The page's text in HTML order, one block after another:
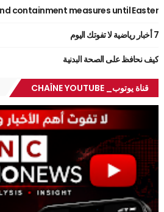
containment measures until Easter
7 أخبار رياضية لا تفوتك اليوم
كيف نحافظ على الصحة البدنية
قناة يوتوب_ CHAÎNE YOUTUBE